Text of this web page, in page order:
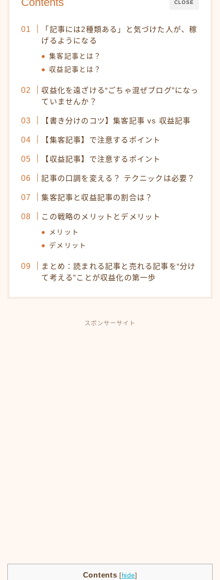
CLOSE
「記事には2種類ある」と気づけた人が、稼
げるようになる
集客記事とは？
収益記事とは？
収益化を遠ざける“ごちゃ混ぜブログ”になっ
ていませんか？
【書き分けのコツ】集客記事 vs 収益記事
【集客記事】で注意するポイント
【収益記事】で注意するポイント
記事の口調を変える？ テクニックは必要？
集客記事と収益記事の割合は？
この戦略のメリットとデメリット
メリット
デメリット
まとめ：読まれる記事と売れる記事を“分け
て考える”ことが収益化の第一歩
スポンサーサイト
Contents [ hide]